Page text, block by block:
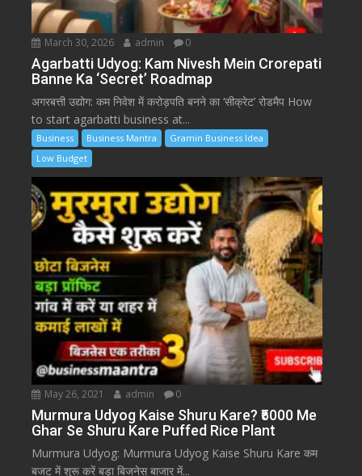
March 30, 2026 admin 0
Agarbatti Udyog: Kam Nivesh Mein Crorepati
Banne Ka ‘Secret’ Roadmap
अगरबत्ती उद्योग: कम निवेश में करोड़पति बनने का ‘सीक्रेट’ रोडमैप How
to start agarbatti business at...
Business Business Mantra
Gramin Business Idea
Low Budget
May 26, 2021 admin 0
Murmura Udyog Kaise Shuru Kare? ₹5000 Me
Ghar Se Shuru Kare Puffed Rice Plant
Murmura Udyog: Murmura Udyog Kaise Shuru Kare कम
बजट में शुरू करें बड़ा बिजनेस बाजार में...